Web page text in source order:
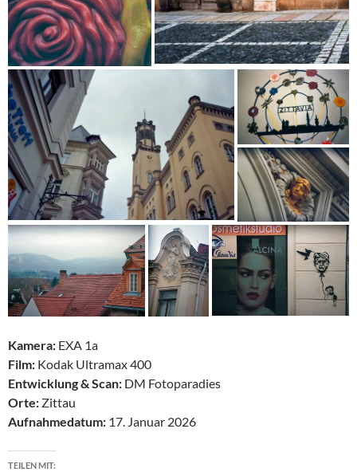
Kamera: EXA 1a
Film: Kodak Ultramax 400
Entwicklung & Scan: DM Fotoparadies
Orte: Zittau
Aufnahmedatum: 17. Januar 2026
TEILEN MIT: